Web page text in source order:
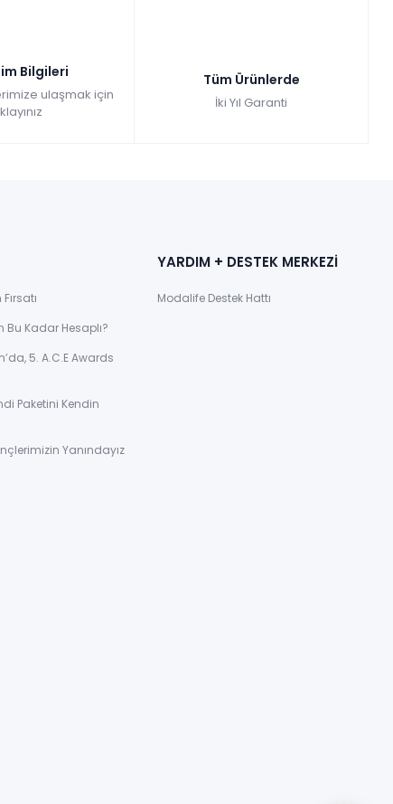
Bilgileri
ulaşmak için
Tüm Ürünlerde
İki Yıl Garanti
Bu Kadar Hesaplı?
5. A.C.E Awards
Paketini Kendin
Yanındayız
YARDIM + DESTEK MERKEZİ
Modalife Destek Hattı